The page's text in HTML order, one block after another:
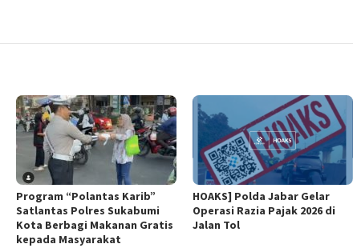
Program “Polantas Karib”
Satlantas Polres Sukabumi
Kota Berbagi Makanan Gratis
kepada Masyarakat
HOAKS] Polda Jabar Gelar
Operasi Razia Pajak 2026 di
Jalan Tol